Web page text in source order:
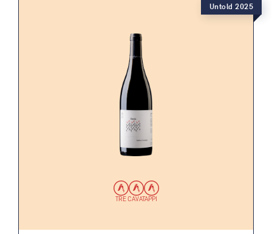
TRE CAVATAPPI
Untold 2025